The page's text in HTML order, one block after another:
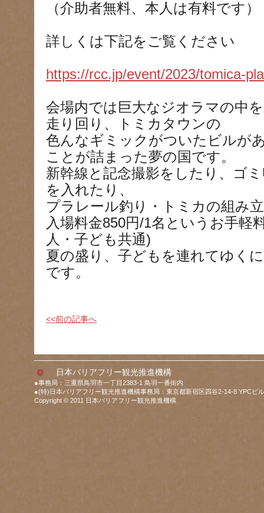
（介助者無料、本人は有料です）
詳しくは下記をご覧ください
https://rcc.jp/event/2023/tomica-
会場内では巨大なジオラマの中
走り回り、トミカタウンの
色んなギミックがついたビルが
ことが詰まった夢の国です。
新幹線と記念撮影をしたり、ゴ
を入れたり、
プラレール釣り・トミカの組み
入場料金850円/1名というお手軽
人・子ども共通)
夏の盛り、子どもを連れてゆく
です。
<<前の記事へ
日本バリアフリー観光推進機構
●事務局：三重県鳥羽市一丁目2383-1 鳥羽一番街内
●(特)日本バリアフリー観光推進機構事務局：東京都新宿区四谷2-14-8 YPCビ
Copyright © 2011 日本バリアフリー観光推進機構